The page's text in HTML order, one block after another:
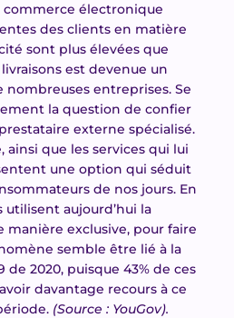
commerce électronique
des clients en matière
sont plus élevées que
est devenue un
nombreuses entreprises. Se
la question de confier
externe spécialisé.
ainsi que les services qui lui
une option qui séduit
de nos jours. En
utilisent aujourd’hui la
manière exclusive, pour faire
semble être lié à la
de 2020, puisque 43% de ces
davantage recours à ce
(Source : YouGov).